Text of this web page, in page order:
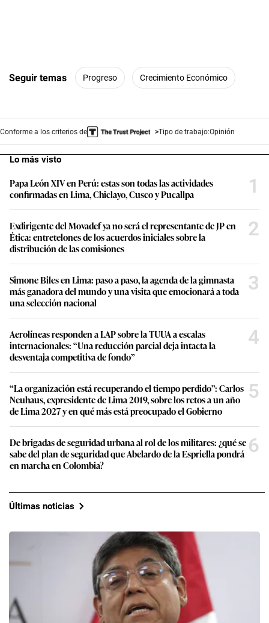
Seguir temas Progreso Crecimiento Económico
Conforme a los criterios de Tipo de trabajo:Opinión
Lo más visto
Papa León XIV en Perú: estas son todas las actividades
confirmadas en Lima, Chiclayo, Cusco y Pucallpa
1
Exdirigente del Movadef ya no será el representante de JP en
Ética: entretelones de los acuerdos iniciales sobre la
distribución de las comisiones
2
Simone Biles en Lima: paso a paso, la agenda de la gimnasta
más ganadora del mundo y una visita que emocionará a toda
una selección nacional
3
Aerolíneas responden a LAP sobre la TUUA a escalas
internacionales: “Una reducción parcial deja intacta la
desventaja competitiva de fondo”
4
“La organización está recuperando el tiempo perdido”: Carlos
Neuhaus, expresidente de Lima 2019, sobre los retos a un año
de Lima 2027 y en qué más está preocupado el Gobierno
5
De brigadas de seguridad urbana al rol de los militares: ¿qué se
sabe del plan de seguridad que Abelardo de la Espriella pondrá
en marcha en Colombia?
6
Últimas noticias